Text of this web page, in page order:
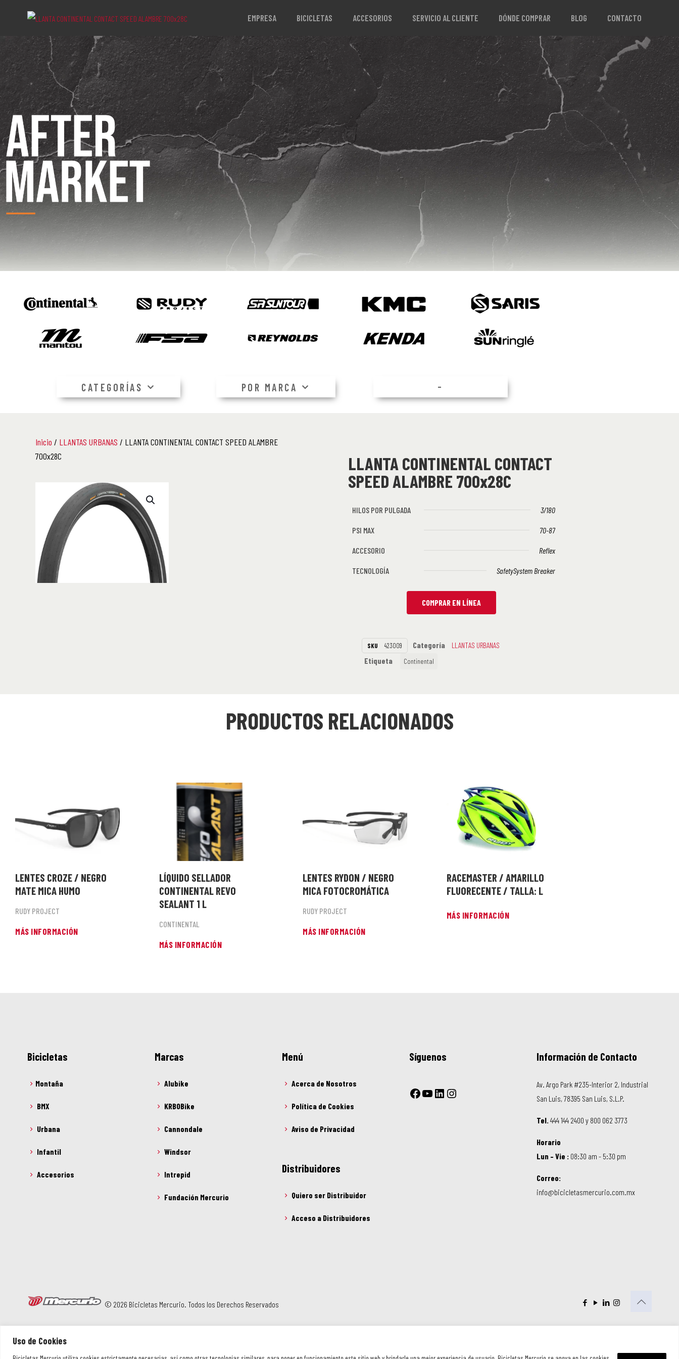
Uso de Cookies
EMPRESA BICICLETAS ACCESORIOS SERVICIO AL CLIENTE DÓNDE COMPRAR BLOG CONTACTO
CATEGORÍAS POR MARCA –
Inicio / LLANTAS URBANAS / LLANTA CONTINENTAL CONTACT SPEED ALAMBRE
700x28C
LLANTA CONTINENTAL CONTACT
SPEED ALAMBRE 700x28C
HILOS POR PULGADA 3/180
PSI MAX 70-87
ACCESORIO Reflex
TECNOLOGÍA SafetySystem Breaker
COMPRAR EN LÍNEA
SKU 423009 Categoría
LLANTAS URBANAS
Etiqueta
Continental
PRODUCTOS RELACIONADOS
LENTES CROZE / NEGRO
MATE MICA HUMO
RUDY PROJECT
MÁS INFORMACIÓN
LÍQUIDO SELLADOR
CONTINENTAL REVO
SEALANT 1 L
CONTINENTAL
MÁS INFORMACIÓN
LENTES RYDON / NEGRO
MICA FOTOCROMÁTICA
RUDY PROJECT
MÁS INFORMACIÓN
RACEMASTER / AMARILLO
FLUORECENTE / TALLA: L
MÁS INFORMACIÓN
Bicicletas
Montaña
BMX
Urbana
Infantil
Accesorios
Marcas
Alubike
KRBOBike
Cannondale
Windsor
Intrepid
Fundación Mercurio
Menú
Acerca de Nosotros
Política de Cookies
Aviso de Privacidad
Distribuidores
Quiero ser Distribuidor
Acceso a Distribuidores
Síguenos Información de Contacto
Av. Argo Park #235-Interior 2, Industrial
San Luis, 78395 San Luis, S.L.P.
Tel. 444 144 2400 y 800 062 3773
Horario
Lun – Vie : 08:30 am - 5:30 pm
Correo:
info@bicicletasmercurio.com.mx
© 2026 Bicicletas Mercurio. Todos los Derechos Reservados